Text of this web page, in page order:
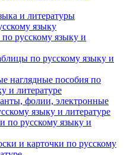
и литературы
языку
русскому языку и
по русскому языку и
наглядные пособия по
и литературе
фолии, электронные
языку и литературе
по русскому языку и
и карточки по русскому